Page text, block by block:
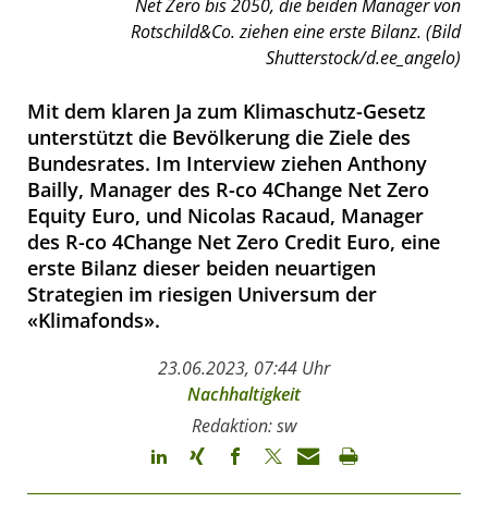
Net Zero bis 2050, die beiden Manager von
Rotschild&Co. ziehen eine erste Bilanz. (Bild
Shutterstock/d.ee_angelo)
Mit dem klaren Ja zum Klimaschutz-Gesetz
unterstützt die Bevölkerung die Ziele des
Bundesrates. Im Interview ziehen Anthony
Bailly, Manager des R-co 4Change Net Zero
Equity Euro, und Nicolas Racaud, Manager
des R-co 4Change Net Zero Credit Euro, eine
erste Bilanz dieser beiden neuartigen
Strategien im riesigen Universum der
«Klimafonds».
23.06.2023, 07:44 Uhr
Nachhaltigkeit
Redaktion: sw